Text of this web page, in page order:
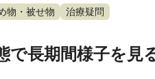
物・被せ物 治療疑問
で長期間様子を見